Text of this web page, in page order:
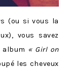
(ou si vous la
vous savez
album « Girl on
les cheveux